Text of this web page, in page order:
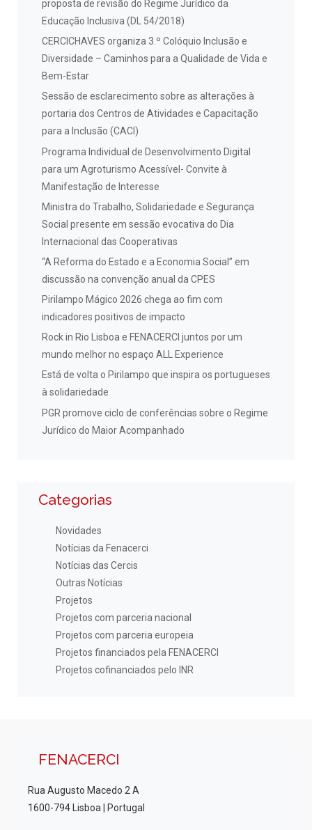
proposta de revisão do Regime Jurídico da
Educação Inclusiva (DL 54/2018)
CERCICHAVES organiza 3.º Colóquio Inclusão e
Diversidade – Caminhos para a Qualidade de Vida e
Bem-Estar
Sessão de esclarecimento sobre as alterações à
portaria dos Centros de Atividades e Capacitação
para a Inclusão (CACI)
Programa Individual de Desenvolvimento Digital
para um Agroturismo Acessível- Convite à
Manifestação de Interesse
Ministra do Trabalho, Solidariedade e Segurança
Social presente em sessão evocativa do Dia
Internacional das Cooperativas
“A Reforma do Estado e a Economia Social” em
discussão na convenção anual da CPES
Pirilampo Mágico 2026 chega ao fim com
indicadores positivos de impacto
Rock in Rio Lisboa e FENACERCI juntos por um
mundo melhor no espaço ALL Experience
Está de volta o Pirilampo que inspira os portugueses
à solidariedade
PGR promove ciclo de conferências sobre o Regime
Jurídico do Maior Acompanhado
Categorias
Novidades
Notícias da Fenacerci
Notícias das Cercis
Outras Notícias
Projetos
Projetos com parceria nacional
Projetos com parceria europeia
Projetos financiados pela FENACERCI
Projetos cofinanciados pelo INR
FENACERCI
Rua Augusto Macedo 2 A
1600-794 Lisboa | Portugal